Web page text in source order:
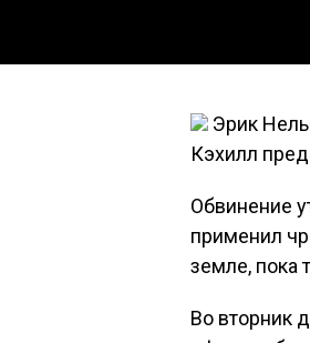
Эрик
Кэхилл
Обвинение
применил
земле, пока
Во вторник